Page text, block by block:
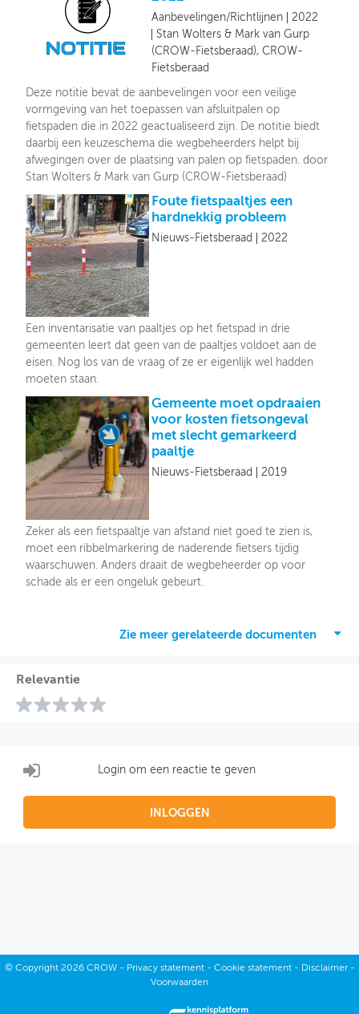
Aanbevelingen/Richtlijnen
2022
Stan Wolters & Mark van Gurp
(CROW-Fietsberaad), CROW-
Fietsberaad
Deze notitie bevat de aanbevelingen voor een veilige
vormgeving van het toepassen van afsluitpalen op
fietspaden die in 2022 geactualiseerd zijn. De notitie biedt
daarbij een keuzeschema die wegbeheerders helpt bij
afwegingen over de plaatsing van palen op fietspaden. door
Stan Wolters & Mark van Gurp (CROW-Fietsberaad)
Foute fietspaaltjes een
hardnekkig probleem
Nieuws-Fietsberaad 2022
Een inventarisatie van paaltjes op het fietspad in drie
gemeenten leert dat geen van de paaltjes voldoet aan de
eisen. Nog los van de vraag of ze er eigenlijk wel hadden
moeten staan.
Gemeente moet opdraaien
voor kosten fietsongeval
met slecht gemarkeerd
paaltje
Nieuws-Fietsberaad 2019
Zeker als een fietspaaltje van afstand niet goed te zien is,
moet een ribbelmarkering de naderende fietsers tijdig
waarschuwen. Anders draait de wegbeheerder op voor
schade als er een ongeluk gebeurt.
Zie meer gerelateerde documenten
Relevantie
Login om een reactie te geven
INLOGGEN
© Copyright2026 CROW - Privacy statement- Cookie statement- Disclaimer-
Voorwaarden